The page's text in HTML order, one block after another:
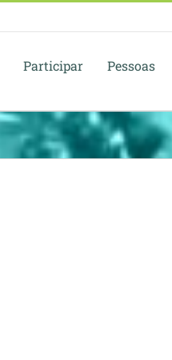
Participar Pessoas